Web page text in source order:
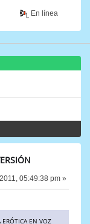
En línea
05:49:38 pm »
ERÓTICA EN VOZ